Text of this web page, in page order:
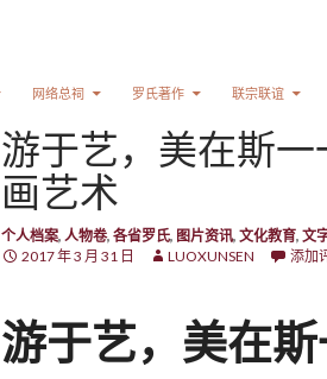
网络总祠 罗氏著作 联宗联谊
游于艺，美在斯
画艺术
个人档案, 人物卷, 各省罗氏, 图片资讯, 文化教育, 文
2017 年 3 月 31 日
LUOXUNSEN 添加
游于艺，美在